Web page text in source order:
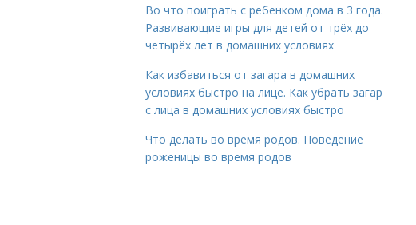
Во что поиграть с ребенком дома в 3 года.
Развивающие игры для детей от трёх до
четырёх лет в домашних условиях
Как избавиться от загара в домашних
условиях быстро на лице. Как убрать загар
с лица в домашних условиях быстро
Что делать во время родов. Поведение
роженицы во время родов